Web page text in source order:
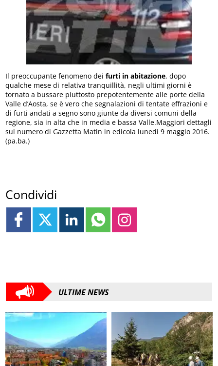
Il preoccupante fenomeno dei furti in abitazione, dopo
qualche mese di relativa tranquillità, negli ultimi giorni è
tornato a bussare piuttosto prepotentemente alle porte della
Valle d’Aosta, se è vero che segnalazioni di tentate effrazioni e
di furti andati a segno sono giunte da diversi comuni della
regione, sia in alta che in media e bassa Valle.Maggiori dettagli
sul numero di Gazzetta Matin in edicola lunedì 9 maggio 2016.
(pa.ba.)
Condividi
ULTIME NEWS